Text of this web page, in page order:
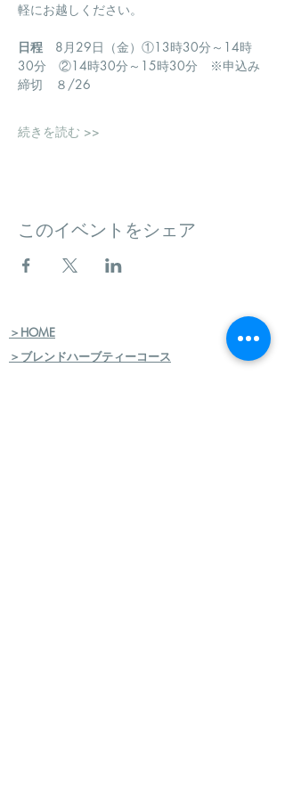
軽にお越しください。
日程 8月29日（金）①13時30分～14時
30分　②14時30分～15時30分　※申込み
締切　８/26
続きを読む >>
このイベントをシェア
＞HOME
＞ブレンドハーブティーコース